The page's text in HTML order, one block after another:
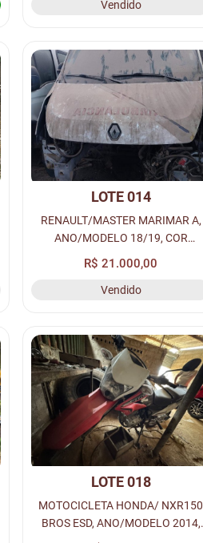
00587006862.
Vendido
LOTE 014
RENAULT/MASTER MARIMAR A,
ANO/MODELO 18/19, COR
BRANCA A DIESEL, PLACA: QLJ-
2494, RENAVAM: 01157975531.
R$ 21.000,00
Vendido
LOTE 018
MOTOCICLETA HONDA/ NXR150
BROS ESD, ANO/MODELO 2014,
COR VERMELHA A ALC/GASOL,